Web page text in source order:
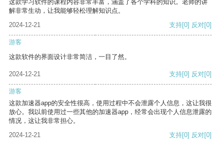
这款学习软件的课程内容非常丰富，涵盖了各个学科的知识。老师的讲
解非常生动，让我能够轻松理解知识点。
2024-12-21
支持[0] 反对[0]
游客
这款软件的界面设计非常简洁，一目了然。
2024-12-21 支持[0] 反对[0]
游客
这款加速器app的安全性很高，使用过程中不会泄露个人信息，这让我很
放心。我以前使用过一些其他的加速器app，经常会出现个人信息泄露的
情况，这让我非常担心。
2024-12-21
支持[0] 反对[0]